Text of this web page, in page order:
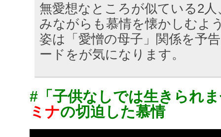
無愛想なところが似ている2
みながらも慕情を懐かしむよ
姿は「愛憎の母子」関係を予
ードをが気になります。
#「子供なしでは生きられ
ミナの切迫した慕情